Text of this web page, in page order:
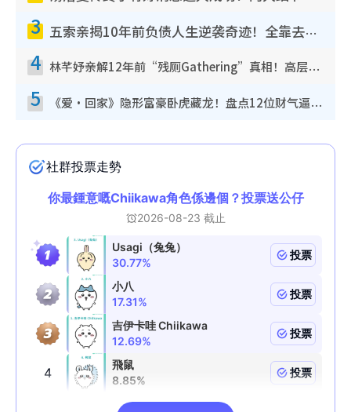
3 五索亲揭10年前负债人生逆袭奇迹！全靠去一地方转运后即遇上马先生
4 林芊妤亲解12年前“残厕Gathering”真相！高层解约一句话重创尊严，至今拒返TVB
5 《爱·回家》隐形富豪卧虎藏龙！盘点12位财气逼人的有钱艺人：这位美女3亿身家不愁做